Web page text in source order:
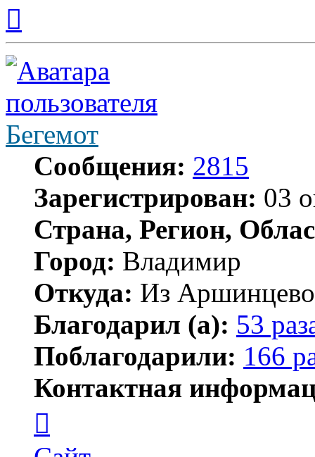
началу
Бегемот
Сообщения: 2815
Зарегистрирован: 03
Страна, Регион,
Город: Владимир
Откуда: Из
Благодарил (а): 53
Поблагодарили: 166
Контактная
пользователя
Бегемот